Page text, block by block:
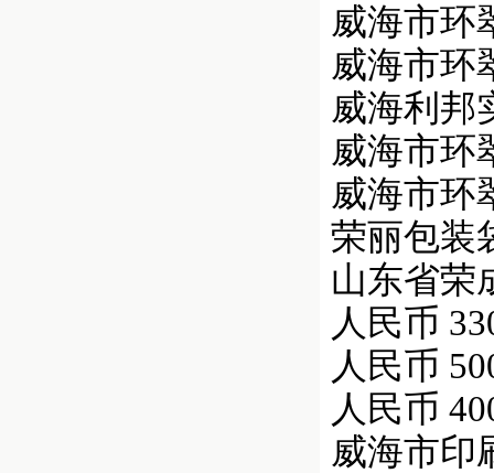
威海市环
威海市环
威海利邦
威海市环
威海市环
荣丽包装
山东省荣
人民币
人民币
人民币
威海市印